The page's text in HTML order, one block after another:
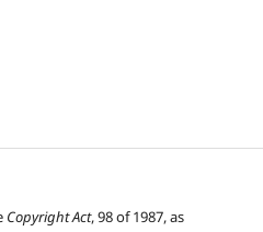
Copyright Act, 98 of 1987, as